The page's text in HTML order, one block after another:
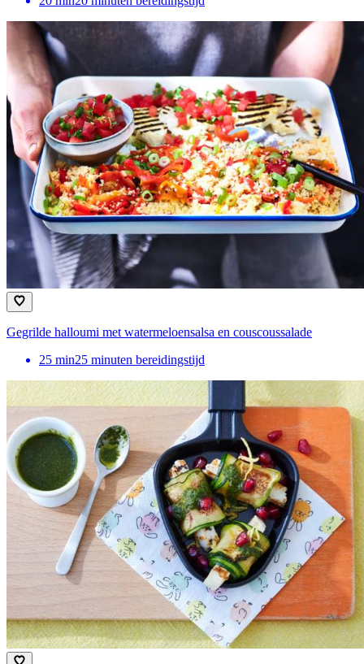
Gegrilde halloumi met watermeloensalsa en couscoussalade
25 min25 minuten bereidingstijd